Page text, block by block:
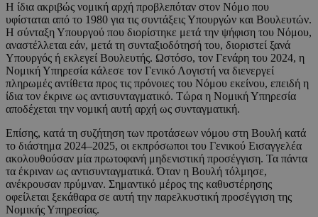
Η ίδια ακριβώς νομική αρχή προβλεπόταν στον Νόμο που
υφίσταται από το 1980 για τις συντάξεις Υπουργών και Βουλευτών.
Η σύνταξη Υπουργού που διορίστηκε μετά την ψήφιση του Νόμου,
αναστέλλεται εάν, μετά τη συνταξιοδότησή του, διοριστεί ξανά
Υπουργός ή εκλεγεί Βουλευτής. Ωστόσο, τον Γενάρη του 2024, η
Νομική Υπηρεσία κάλεσε τον Γενικό Λογιστή να διενεργεί
πληρωμές αντίθετα προς τις πρόνοιες του Νόμου εκείνου, επειδή η
ίδια τον έκρινε ως αντισυνταγματικό. Τώρα η Νομική Υπηρεσία
αποδέχεται την νομική αυτή αρχή ως συνταγματική.
Επίσης, κατά τη συζήτηση των προτάσεων νόμου στη Βουλή κατά
το διάστημα 2024–2025, οι εκπρόσωποι του Γενικού Εισαγγελέα
ακολουθούσαν μία πρωτοφανή μηδενιστική προσέγγιση. Τα πάντα
τα έκριναν ως αντισυνταγματικά. Όταν η Βουλή τόλμησε,
ανέκρουσαν πρύμναν. Σημαντικό μέρος της καθυστέρησης
οφείλεται ξεκάθαρα σε αυτή την παρελκυστική προσέγγιση της
Νομικής Υπηρεσίας.